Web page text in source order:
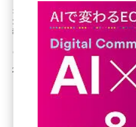
アスクル (1122)
base (1079)
ビィ・フォアード (776)
revico (744)
オフィスコムは課題だった既存顧客の
たにアドブレイブが提供するCRMツー
導入した
2020年3月19日 12:00